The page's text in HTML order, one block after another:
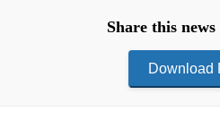
Share this
Download